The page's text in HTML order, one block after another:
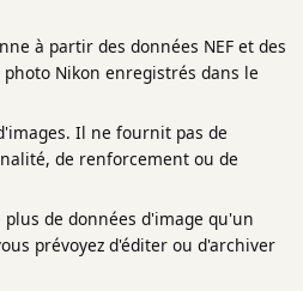
à partir des données NEF et des
Nikon enregistrés dans le
Il ne fournit pas de
de renforcement ou de
plus de données d'image qu'un
prévoyez d'éditer ou d'archiver